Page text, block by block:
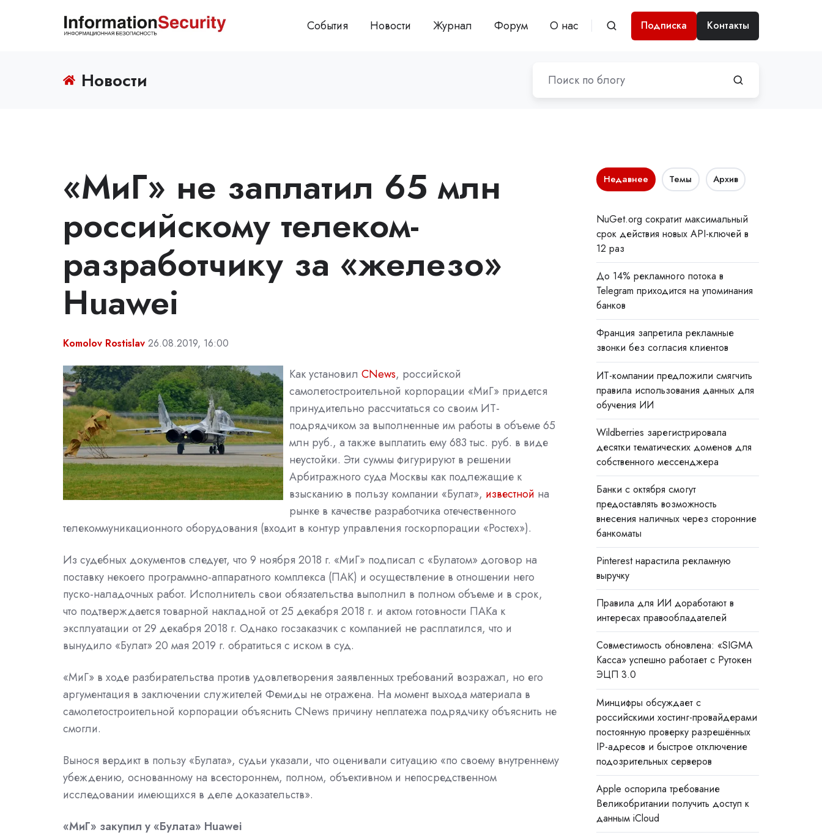
События Новости Журнал Форум О нас Подписка Контакты
Новости
«МиГ» не заплатил 65 млн
российскому телеком-
разработчику за «железо»
Huawei
Komolov Rostislav 26.08.2019, 16:00
Как установил CNews, российской
самолетостроительной корпорации «МиГ» придется
принудительно рассчитаться со своим ИТ-
подрядчиком за выполненные им работы в объеме 65
млн руб., а также выплатить ему 683 тыс. руб. в виде
неустойки. Эти суммы фигурируют в решении
Арбитражного суда Москвы как подлежащие к
взысканию в пользу компании «Булат», известной на
рынке в качестве разработчика отечественного
телекоммуникационного оборудования (входит в контур управления госкорпорации «Ростех»).
Из судебных документов следует, что 9 ноября 2018 г. «МиГ» подписал с «Булатом» договор на
поставку некоего программно-аппаратного комплекса (ПАК) и осуществление в отношении него
пуско-наладочных работ. Исполнитель свои обязательства выполнил в полном объеме и в срок,
что подтверждается товарной накладной от 25 декабря 2018 г. и актом готовности ПАКа к
эксплуатации от 29 декабря 2018 г. Однако госзаказчик с компанией не расплатился, что и
вынудило «Булат» 20 мая 2019 г. обратиться с иском в суд.
«МиГ» в ходе разбирательства против удовлетворения заявленных требований возражал, но его
аргументация в заключении служителей Фемиды не отражена. На момент выхода материала в
самолетостроительной корпорации объяснить CNews причину неплатежа подрядчику объяснить не
смогли.
Вынося вердикт в пользу «Булата», судьи указали, что оценивали ситуацию «по своему внутреннему
убеждению, основанному на всестороннем, полном, объективном и непосредственном
исследовании имеющихся в деле доказательств».
«МиГ» закупил у «Булата» Huawei
Недавнее Темы Архив
NuGet.org сократит максимальный
срок действия новых API-ключей в
12 раз
До 14% рекламного потока в
Telegram приходится на упоминания
банков
Франция запретила рекламные
звонки без согласия клиентов
ИТ-компании предложили смягчить
правила использования данных для
обучения ИИ
Wildberries зарегистрировала
десятки тематических доменов для
собственного мессенджера
Банки с октября смогут
предоставлять возможность
внесения наличных через сторонние
банкоматы
Pinterest нарастила рекламную
выручку
Правила для ИИ доработают в
интересах правообладателей
Совместимость обновлена: «SIGMA
Касса» успешно работает с Рутокен
ЭЦП 3.0
Минцифры обсуждает с
российскими хостинг-провайдерами
постоянную проверку разрешённых
IP-адресов и быстрое отключение
подозрительных серверов
Apple оспорила требование
Великобритании получить доступ к
данным iCloud